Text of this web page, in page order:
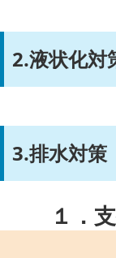
2.液状化対
3.排水対策
１．